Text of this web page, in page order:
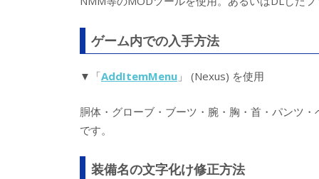
ゲーム内での入手方法
▼「AddItemMenu 」 (Nexus) を使用
胴体・グローブ・ブーツ・腕・胸・首・パンツ
です。
装備名の文字化け修正方法